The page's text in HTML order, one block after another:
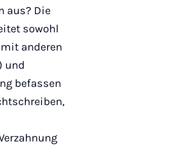
aus? Die
sowohl
anderen
und
befassen